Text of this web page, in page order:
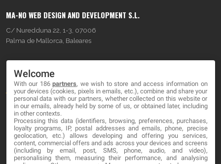
MA-NO WEB DESIGN AND DEVELOPMENT S.L.
C/ Nuredduna 22, 1-3, 07006
Palma de Mallorca, Baleares
About
Blog
Contact
LEGAL
Welcome
With our 186partners, we wish to store and access information on
your devices (cookies, pixels in emails, etc.), combine and share your
personal data with our partners, whether collected on this website or
in our emails, already held by some of us, or obtained later, including
in other contexts.
Processing this data (identifiers, browsing, preferences, purchases,
loyalty programs, IP, postal addresses and emails, phone, precise
geolocation, etc.) allows developing and offering you services,
content, commercial offers and ads across your devices and screens
(including by email, post, SMS, phone, audio, and video),
personalising them, measuring their performance, and analysing